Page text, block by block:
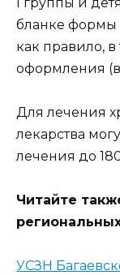
бланке формы
как правило,
оформления
Для лечения
лекарства
лечения до
Читайте
УСЗН